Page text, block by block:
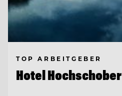
TOP ARBEITGEBER
Hotel Hochschober